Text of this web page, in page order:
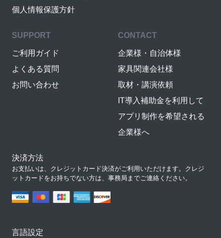
個人情報保護方針
SUPPORT
ご利用ガイド
よくある質問
お問い合わせ
CONTACT
企業様・自治体様
家具関連会社様
取材・講演依頼
IT導入補助金を利用して
アプリ制作を希望される
企業様へ
決済方法
お支払いは、クレジットカード決済がご利用いただけます。クレジ
ットカードをお持ちでない方は、事務局までご連絡ください。
言語設定